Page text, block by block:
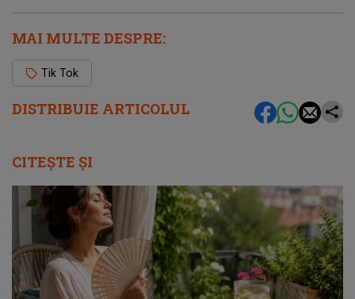
DISTRIBUIE ARTICOLUL
MAI MULTE DESPRE:
Tik Tok
CITEȘTE ȘI